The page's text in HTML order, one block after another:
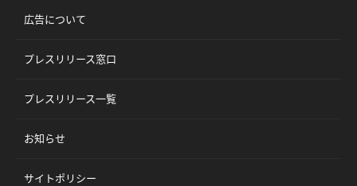
広告について
プレスリリース窓口
プレスリリース一覧
お知らせ
サイトポリシー